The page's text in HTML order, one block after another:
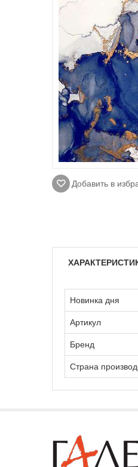
Добавить в
Новинка дня
Артикул
Бренд
Страна